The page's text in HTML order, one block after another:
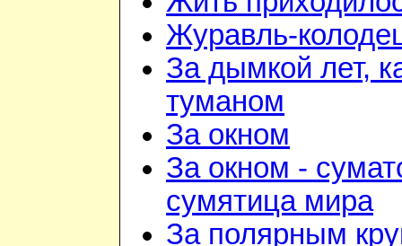
Журавль-
За дымкой лет,
туманом
За окном
За окном -
сумятица мира
За полярным